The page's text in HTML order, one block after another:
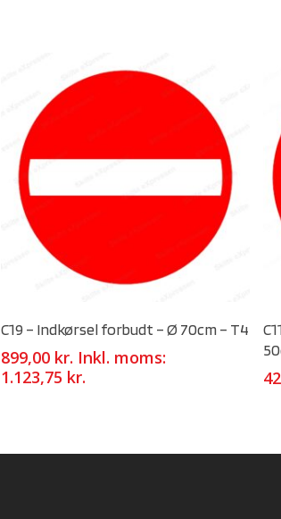
C19 – Indkørsel forbudt – Ø 70cm – T4
899,00 kr. Inkl. moms:
1.123,75 kr.